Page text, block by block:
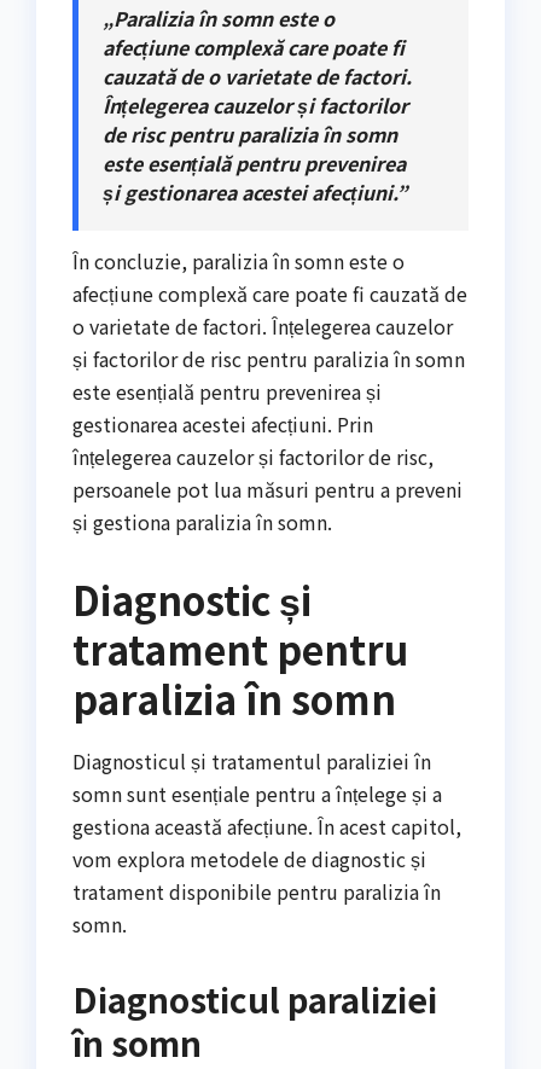
„Paralizia în somn este o
afecțiune complexă care poate fi
cauzată de o varietate de factori.
Înțelegerea cauzelor și factorilor
de risc pentru paralizia în somn
este esențială pentru prevenirea
și gestionarea acestei afecțiuni.”
În concluzie, paralizia în somn este o
afecțiune complexă care poate fi cauzată de
o varietate de factori. Înțelegerea cauzelor
și factorilor de risc pentru paralizia în somn
este esențială pentru prevenirea și
gestionarea acestei afecțiuni. Prin
înțelegerea cauzelor și factorilor de risc,
persoanele pot lua măsuri pentru a preveni
și gestiona paralizia în somn.
Diagnostic și
tratament pentru
paralizia în somn
Diagnosticul și tratamentul paraliziei în
somn sunt esențiale pentru a înțelege și a
gestiona această afecțiune. În acest capitol,
vom explora metodele de diagnostic și
tratament disponibile pentru paralizia în
somn.
Diagnosticul paraliziei
în somn